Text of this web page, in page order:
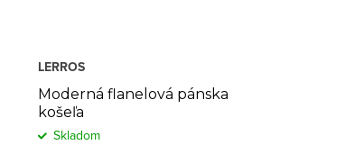
Moderná flanelová pánska
košeľa
LERROS
Skladom